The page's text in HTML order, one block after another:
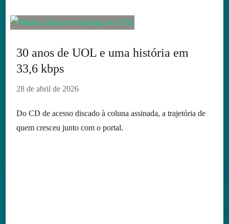
30 anos de UOL e uma história em
33,6 kbps
28 de abril de 2026
Do CD de acesso discado à coluna assinada, a trajetória de
quem cresceu junto com o portal.